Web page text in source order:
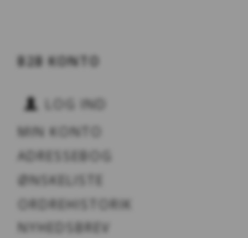
B2B KONTO
LOG IND
MIN KONTO
ADRESSEBOG
ØNSKELISTE
ORDREHISTORIK
NYHEDSBREV